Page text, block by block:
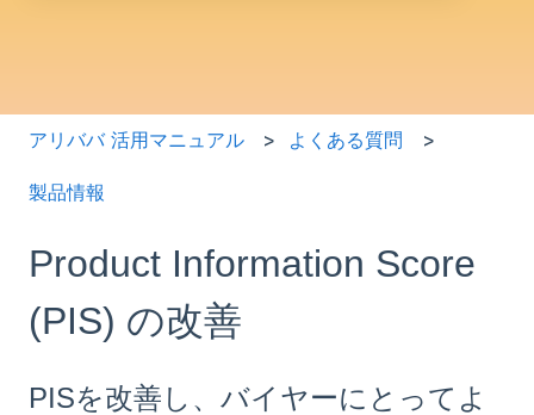
アリババ 活用マニュアル よくある質問
製品情報
Product Information Score
(PIS) の改善
PISを改善し、バイヤーにとってよ